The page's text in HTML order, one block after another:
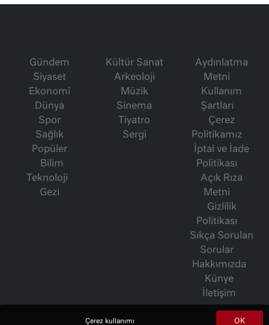
Gündem
Siyaset
Ekonomi
Dünya
Spor
Sağlık
Popüler
Bilim
Teknoloji
Gezi
Kültür Sanat
Arkeoloji
Müzik
Sinema
Tiyatro
Sergi
Aydınlatma
Metni
Kullanım
Şartları
Çerez
Politikamız
İptal ve İade
Politikası
Açık Rıza
Metni
Gizlilik
Politikası
Sıkça Sorulan
Sorular
Hakkımızda
Künye
İletişim
OK
Çerez kullanımı